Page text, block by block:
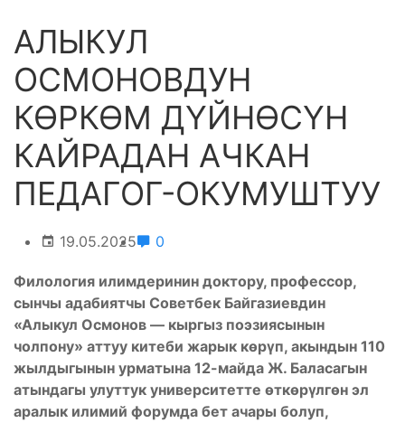
АЛЫКУЛ
ОСМОНОВДУН
КӨРКӨМ ДҮЙНӨСҮН
КАЙРАДАН АЧКАН
ПЕДАГОГ-ОКУМУШТУУ
19.05.2025 0
Филология илимдеринин доктору, профессор,
сынчы адабиятчы Советбек Байгазиевдин
«Алыкул Осмонов — кыргыз поэзиясынын
чолпону» аттуу китеби жарык көрүп, акындын 110
жылдыгынын урматына 12-майда Ж. Баласагын
атындагы улуттук университетте өткөрүлгөн эл
аралык илимий форумда бет ачары болуп,